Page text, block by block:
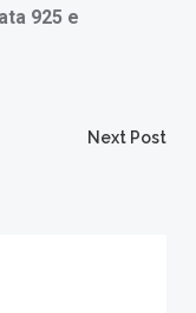
925 e
Next Post